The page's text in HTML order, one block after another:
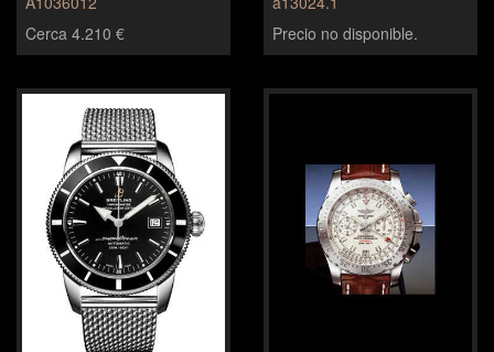
Cerca 4.210 €
Precio no disponible.